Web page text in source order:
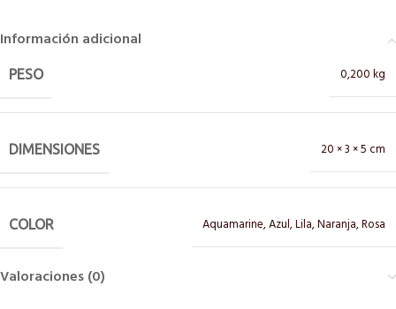
Información adicional
PESO 0,200 kg
DIMENSIONES 20 × 3 × 5 cm
COLOR Aquamarine,Azul,Lila,Naranja,Rosa
Valoraciones (0)